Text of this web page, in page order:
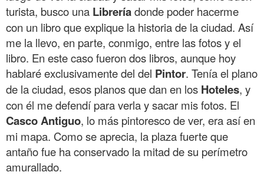
turista, busco una Libreríadonde poder hacerme
con un libro que explique la historia de la ciudad. Así
me la llevo, en parte, conmigo, entre las fotos y el
libro. En este caso fueron dos libros, aunque hoy
hablaré exclusivamente del del Pintor. Tenía el plano
de la ciudad, esos planos que dan en los Hoteles, y
con él me defendí para verla y sacar mis fotos. El
Casco Antiguo, lo más pintoresco de ver, era así en
mi mapa. Como se aprecia, la plaza fuerte que
antaño fue ha conservado la mitad de su perímetro
amurallado.